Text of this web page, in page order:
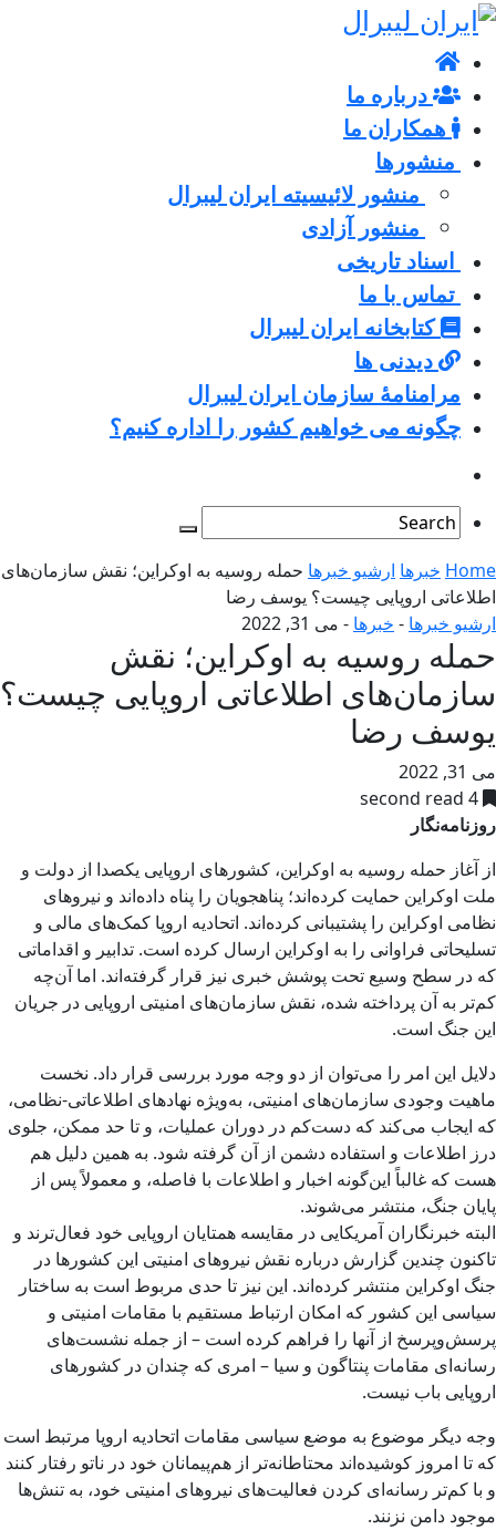
درباره ما
همکاران ما
منشورها
منشور لائیسیته ایران لیبرال
منشور آزادی
اسناد تاریخی
تماس با ما
کتابخانه ایران لیبرال
دیدنی ها
مرامنامۀ سازمان ایران لیبرال
چگونه می خواهیم کشور را اداره کنیم؟
Home خبرها ارشیو خبرها حمله روسیه به اوکراین؛ نقش سازمان‌های
اطلاعاتی اروپایی چیست؟ یوسف رضا
ارشیو خبرها - خبرها - می 31, 2022
حمله روسیه به اوکراین؛ نقش
سازمان‌های اطلاعاتی اروپایی چیست؟
یوسف رضا
می 31, 2022
4 second read
روزنامه‌نگار
از آغاز حمله روسیه به اوکراین، کشورهای اروپایی یکصدا از دولت و
ملت اوکراین حمایت کرده‌اند؛ پناهجویان را پناه داده‌اند و نیروهای
نظامی اوکراین را پشتیبانی کرده‌اند. اتحادیه اروپا کمک‌های مالی و
تسلیحاتی فراوانی را به اوکراین ارسال کرده‌ است. تدابیر و اقداماتی
که در سطح وسیع تحت پوشش خبری نیز قرار گرفته‌اند. اما آن‌چه
کم‌تر به آن پرداخته شده، نقش سازمان‌های امنیتی اروپایی در جریان
این جنگ است.
دلایل این امر را می‌توان از دو وجه مورد بررسی قرار داد. نخست
ماهیت وجودی سازمان‌های امنیتی، به‌ویژه نهادهای اطلاعاتی-نظامی،
که ایجاب می‌کند که دست‌کم در دوران عملیات، و تا حد ممکن، جلوی
درز اطلاعات و استفاده دشمن از آن گرفته شود. به همین دلیل هم
هست که غالباً این‌گونه اخبار و اطلاعات با فاصله، و معمولاً پس از
پایان جنگ، منتشر می‌شوند.
البته خبرنگاران آمریکایی در مقایسه همتایان اروپایی خود فعال‌ترند و
تاکنون چندین گزارش درباره نقش نیروهای امنیتی این کشورها در
جنگ اوکراین منتشر کرده‌اند. این نیز تا حدی مربوط است به ساختار
سیاسی این کشور که امکان ارتباط مستقیم با مقامات امنیتی و
پرسش‌وپرسخ از آنها را فراهم کرده است – از جمله نشست‌های
رسانه‌ای مقامات پنتاگون و سیا – امری که چندان در کشورهای
اروپایی باب نیست.
وجه دیگر موضوع به موضع سیاسی مقامات اتحادیه‌ اروپا مرتبط است
که تا امروز کوشیده‌اند محتاطانه‌تر از هم‌پیمانان خود در ناتو رفتار کنند
و با کم‌تر رسانه‌ای کردن فعالیت‌های نیروهای امنیتی خود، به تنش‌ها
موجود دامن نزنند.